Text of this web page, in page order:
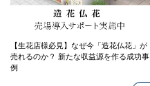
【生花店様必見】なぜ今「造花仏花」が
売れるのか？ 新たな収益源を作る成功事
例